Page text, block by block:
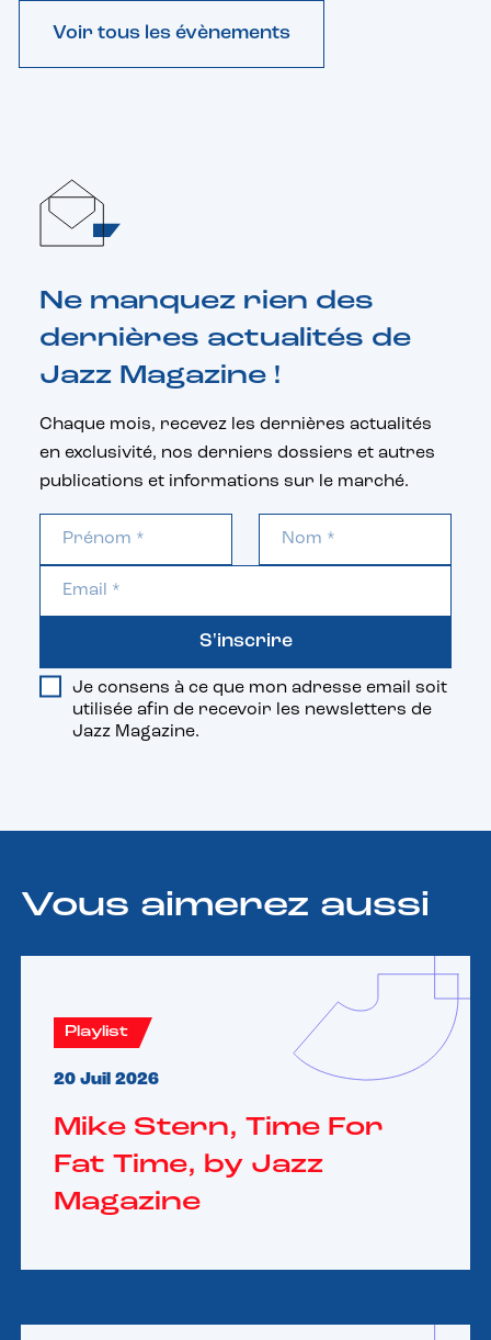
Voir tous les évènements
Ne manquez rien des
dernières actualités de
Jazz Magazine !
Chaque mois, recevez les dernières actualités
en exclusivité, nos derniers dossiers et autres
publications et informations sur le marché.
Je consens à ce que mon adresse email soit
utilisée afin de recevoir les newsletters de
Jazz Magazine.
S'inscrire
Vous aimerez aussi
Playlist
20 Juil 2026
Mike Stern, Time For
Fat Time, by Jazz
Magazine